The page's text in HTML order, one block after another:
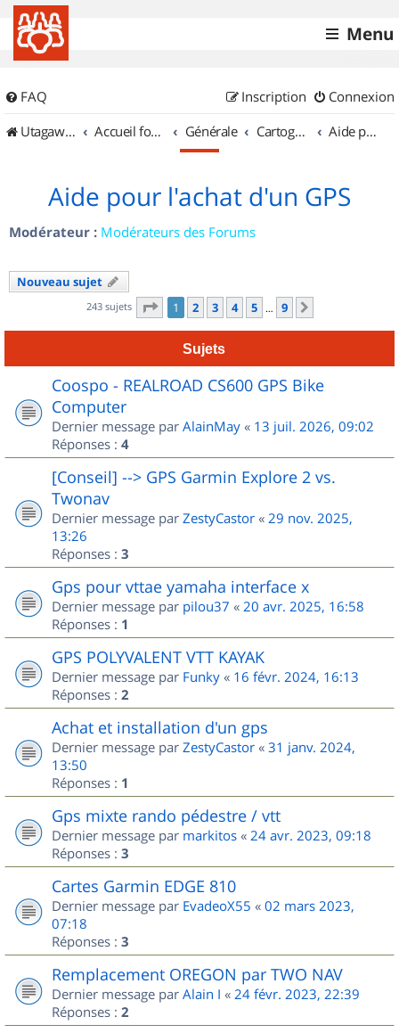
Menu
FAQ Connexion
Inscription
UtagawaVTT (Randos VTT et VTTAE avec traces GPS)
Accueil forum Générale Cartographie et GPS Aide pour l'achat d'un GPS
Aide pour l'achat d'un GPS
Modérateur : Modérateurs des Forums
Nouveau sujet
243 sujets Page 1sur
1 2 3 4 5 … 9
Sujets
Coospo - REALROAD CS600 GPS Bike
Computer
Dernier message par AlainMay « 13 juil. 2026, 09:02
Réponses : 4
[Conseil] --> GPS Garmin Explore 2 vs.
Twonav
Dernier message par ZestyCastor « 29 nov. 2025,
13:26
Réponses : 3
Gps pour vttae yamaha interface x
Dernier message par pilou37 « 20 avr. 2025, 16:58
Réponses : 1
GPS POLYVALENT VTT KAYAK
Dernier message par Funky « 16 févr. 2024, 16:13
Réponses : 2
Achat et installation d'un gps
Dernier message par ZestyCastor « 31 janv. 2024,
13:50
Réponses : 1
Gps mixte rando pédestre / vtt
Dernier message par markitos « 24 avr. 2023, 09:18
Réponses : 3
Cartes Garmin EDGE 810
Dernier message par EvadeoX55 « 02 mars 2023,
07:18
Réponses : 3
Remplacement OREGON par TWO NAV
Dernier message par Alain I « 24 févr. 2023, 22:39
Réponses : 2